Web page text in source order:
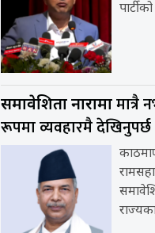
समावेशिता नारामामात्रै
रूपमा व्यवहारमै देखिनुपर्छ :